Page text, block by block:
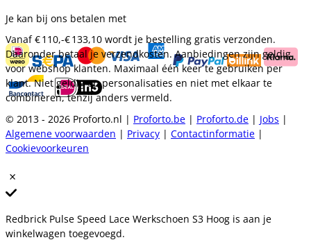
Je kan bij ons betalen met
Vanaf€ 110,-€ 133,10 wordt je bestelling gratis verzonden.
Daaronder betaal je verzendkosten. Aanbiedingen zijn geldig
voor webshop klanten. Maximaal één keer te gebruiken per
klant. Niet geldig op personalisaties en niet met elkaar te
combineren, tenzij anders vermeld.
© 2013 - 2026 Proforto.nl | Proforto.be | Proforto.de | Jobs |
Algemene voorwaarden | Privacy | Contactinformatie |
Cookievoorkeuren
Redbrick Pulse Speed Lace Werkschoen S3 Hoog is aan je
winkelwagen toegevoegd.